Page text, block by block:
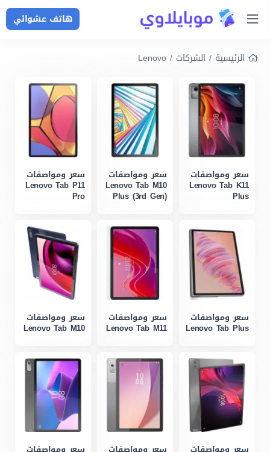
هاتف عشوائي
الرئيسية / الشركات /
Lenovo
سعر ومواصفات
Lenovo Tab K11
Plus
سعر ومواصفات
Lenovo Tab M10
Plus (3rd Gen)
سعر ومواصفات
Lenovo Tab P11
Pro
سعر ومواصفات
Lenovo Tab Plus
سعر ومواصفات
Lenovo Tab M11
سعر ومواصفات
Lenovo Tab M10